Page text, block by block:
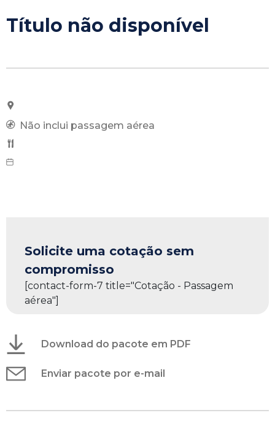
Título não disponível
Não inclui passagem aérea
Solicite uma cotação sem
compromisso
[contact-form-7 title="Cotação - Passagem
aérea"]
Download do pacote em PDF
Enviar pacote por e-mail